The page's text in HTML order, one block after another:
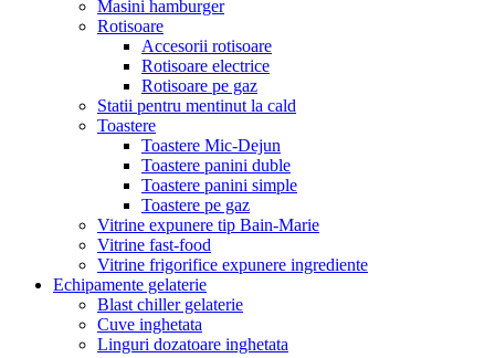
Masini hamburger
Rotisoare
Accesorii rotisoare
Rotisoare electrice
Rotisoare pe gaz
Statii pentru mentinut la cald
Toastere
Toastere Mic-Dejun
Toastere panini duble
Toastere panini simple
Toastere pe gaz
Vitrine expunere tip Bain-Marie
Vitrine fast-food
Vitrine frigorifice expunere ingrediente
Echipamente gelaterie
Blast chiller gelaterie
Cuve inghetata
Linguri dozatoare inghetata